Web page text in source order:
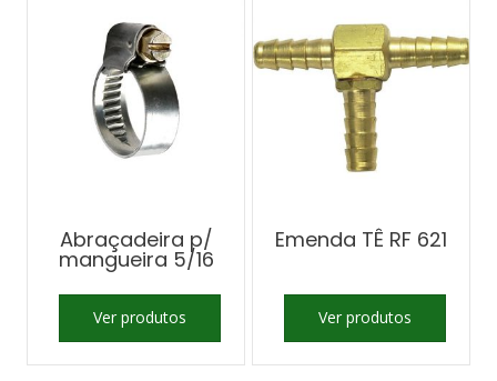
Abraçadeira p/
mangueira 5/16
Ver produtos
Emenda TÊ RF 621
Ver produtos